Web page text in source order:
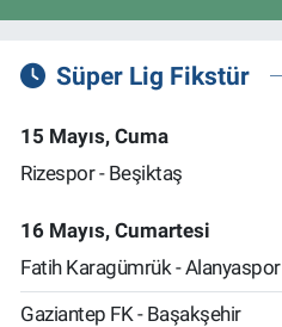
Süper Lig Fikstür
15 Mayıs, Cuma
Rizespor - Beşiktaş
16 Mayıs, Cumartesi
Fatih Karagümrük - Alanyaspor
Gaziantep FK - Başakşehir